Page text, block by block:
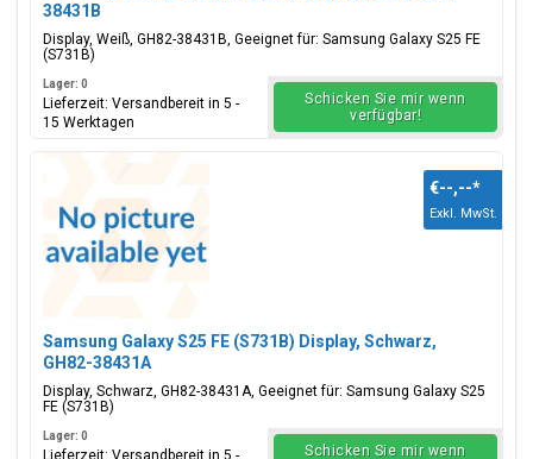
38431B
Display, Weiß, GH82-38431B, Geeignet für: Samsung Galaxy S25 FE
(S731B)
Lager: 0
Lieferzeit: Versandbereit in 5 -
15 Werktagen
Schicken Sie mir wenn
verfügbar!
Samsung Galaxy S25 FE (S731B) Display, Schwarz,
GH82-38431A
Display, Schwarz, GH82-38431A, Geeignet für: Samsung Galaxy S25
FE (S731B)
€--,--*
Exkl. MwSt.
Lager: 0
Lieferzeit: Versandbereit in 5 -
Schicken Sie mir wenn